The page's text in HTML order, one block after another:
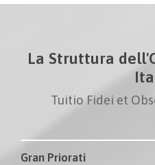
La Struttura
Tuitio Fidei et
Gran Priorati